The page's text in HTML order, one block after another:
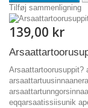
Tilføj sammenligning
139,00 kr
Arsaattartoorusuppit?
eqqarsaatissiisunik